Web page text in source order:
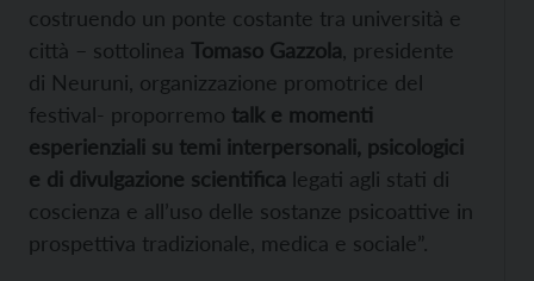
costruendo un ponte costante tra università e
città – sottolinea Tomaso Gazzola , presidente
di Neuruni, organizzazione promotrice del
festival- proporremo talk e momenti
esperienziali su temi interpersonali, psicologici
e di divulgazione scientifica legati agli stati di
coscienza e all’uso delle sostanze psicoattive in
prospettiva tradizionale, medica e sociale”.